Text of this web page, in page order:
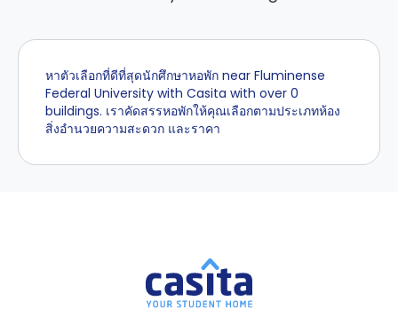
หาตัวเลือกที่ดีที่สุดนักศึกษาหอพัก near Fluminense
Federal University with Casita with over 0
buildings. เราคัดสรรหอพักให้คุณเลือกตามประเภทห้อง
สิ่งอำนวยความสะดวก และราคา